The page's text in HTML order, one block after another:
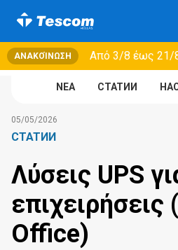
ΑΝΑΚΟΊΝΩΣΗ
NEA СТАТИИ
05/05/2026
СТАТИИ
Λύσεις UPS
επιχειρήσεις
Office)